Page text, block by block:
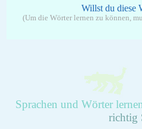
Willst du diese
(Um die Wörter lernen zu können,
Sprachen und Wörter
richtig